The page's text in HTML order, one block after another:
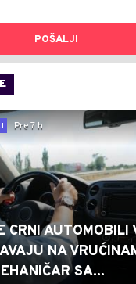
POŠALJI
Pre 7 h
CRNI AUTOMOBILI
NA
SA...